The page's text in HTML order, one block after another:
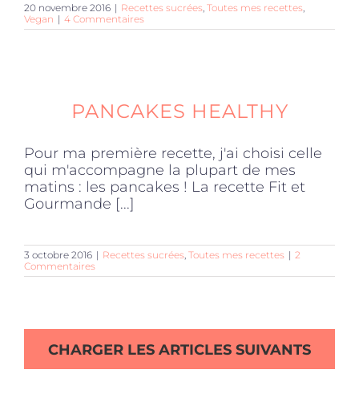
20 novembre 2016 | Recettes sucrées, Toutes mes recettes,
Vegan | 4 Commentaires
PANCAKES HEALTHY
Pour ma première recette, j'ai choisi celle
qui m'accompagne la plupart de mes
matins : les pancakes ! La recette Fit et
Gourmande [...]
3 octobre 2016 | Recettes sucrées, Toutes mes recettes | 2
Commentaires
CHARGER LES ARTICLES SUIVANTS